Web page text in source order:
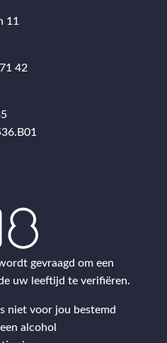
11
42
gevraagd om een
uw leeftijd te verifiëren.
niet voor jou bestemd
alcohol